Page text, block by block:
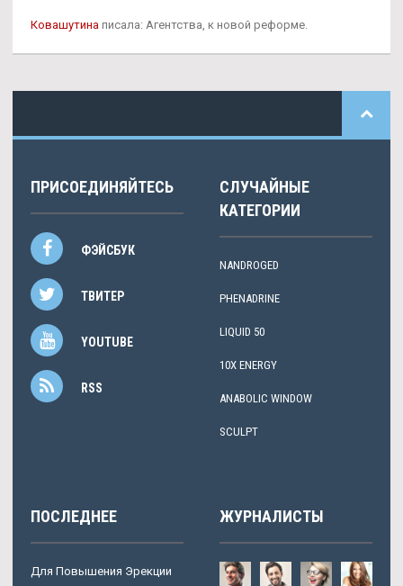
Ковашутина писала: Агентства, к новой реформе.
ПРИСОЕДИНЯЙТЕСЬ
ФЭЙСБУК
ТВИТЕР
YOUTUBE
RSS
СЛУЧАЙНЫЕ
КАТЕГОРИИ
NANDROGED
PHENADRINE
LIQUID 50
10X ENERGY
ANABOLIC WINDOW
SCULPT
ПОСЛЕДНЕЕ
Для Повышения Эрекции
ЖУРНАЛИСТЫ